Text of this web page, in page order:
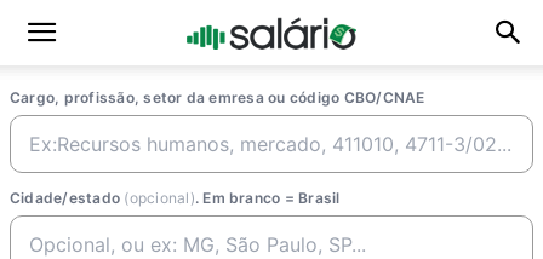
Cargo, profissão, setor da emresa ou código CBO/CNAE
Cidade/estado (opcional). Em branco = Brasil